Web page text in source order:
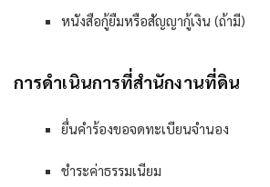
หนังสือกู้ยืมหรือสัญญากู้เงิน (ถ้ามี)
การดำเนินการที่สำนักงานที่ดิน
ยื่นคำร้องขอจดทะเบียนจำนอง
ชำระค่าธรรมเนียม